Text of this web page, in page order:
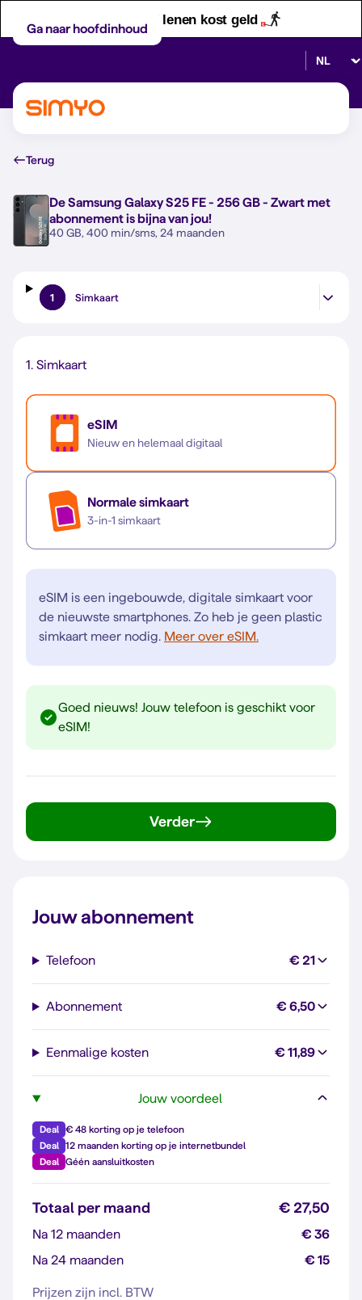
Let op! Geld lenen kost geld
Ga naar hoofdinhoud
Terug
DeSamsung Galaxy S25 FE - 256 GB - Zwartmet
abonnement is bijna van jou!
40 GB, 400 min/sms, 24 maanden
1 Simkaart
1. Simkaart
Normale simkaart
3-in-1 simkaart
eSIM
Nieuw en helemaal digitaal
eSIM is een ingebouwde, digitale simkaart voor
de nieuwste smartphones. Zo heb je geen plastic
simkaart meer nodig. Meer over eSIM.
Goed nieuws! Jouw telefoon is geschikt voor
eSIM!
Verder
Jouw abonnement
Telefoon € 21
Abonnement € 6,50
Eenmalige kosten € 11,89
Jouw voordeel
Deal
€ 48 korting op je telefoon
Deal
12 maanden korting op je internetbundel
Deal
Géén aansluitkosten
Totaal per maand € 27,50
Na 12 maanden
€ 36
Na 24 maanden
€ 15
Prijzen zijn incl. BTW